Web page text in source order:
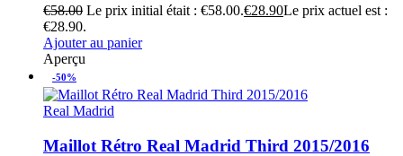
€58.00 Le prix initial était : €58.00.€28.90Le prix actuel est :
€28.90.
Ajouter au panier
Aperçu
-50%
Real Madrid
Maillot Rétro Real Madrid Third 2015/2016